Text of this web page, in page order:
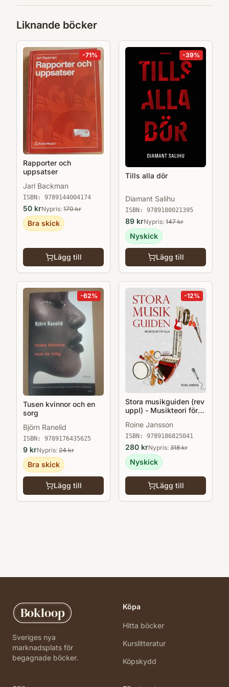
vad gäller samtida vetenskapliga
förhållningssätt, distinktionen mellan
kvantitativ respektive kvalitativ forskning,
olika typer av undersökningar samt
insamling och bearbetning av information.
Liknande böcker
-71%
Rapporter och
uppsatser
Jarl Backman
ISBN: 9789144004174
50 krNypris: 170kr
Bra skick
Lägg till
-39%
Tills alla dör
Diamant Salihu
ISBN: 9789180021395
89 krNypris: 147kr
Nyskick
Lägg till
-62%
Tusen kvinnor och en
sorg
Björn Ranelid
ISBN: 9789176435625
9 krNypris: 24kr
Bra skick
Lägg till
-12%
Stora musikguiden (rev
uppl) - Musikteori för
Roine Jansson
ISBN: 9789186825041
280 krNypris: 318kr
Nyskick
Lägg till
Bokloop
Sveriges nya
marknadsplats för
begagnade böcker.
Köpa
Hitta böcker
Kurslitteratur
Köpskydd